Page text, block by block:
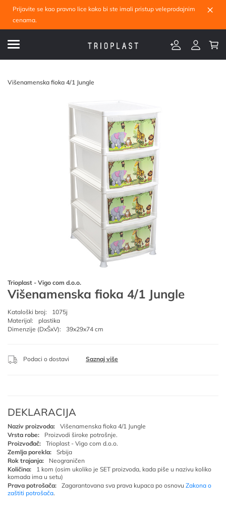
Prijavite se kao pravno lice kako bi ste imali pristup veleprodajnim
cenama.
×
Višenamenska fioka 4/1 Jungle
Trioplast - Vigo com d.o.o.
Višenamenska fioka 4/1 Jungle
Kataloški broj:
1075j
Materijal:
plastika
Dimenzije (DxŠxV):
39x29x74 cm
Podaci o dostavi Saznaj više
DEKLARACIJA
Naziv proizvoda:
Višenamenska fioka 4/1 Jungle
Vrsta robe:
Proizvodi široke potrošnje.
Proizvođač:
Trioplast - Vigo com d.o.o.
Zemlja porekla:
Srbija
Rok trajanja:
Neograničen
Količina:
1 kom (osim ukoliko je SET proizvoda, kada piše u nazivu koliko
komada ima u setu)
Prava potrošača:
Zagarantovana sva prava kupaca po osnovu Zakona o
zaštiti potrošača.